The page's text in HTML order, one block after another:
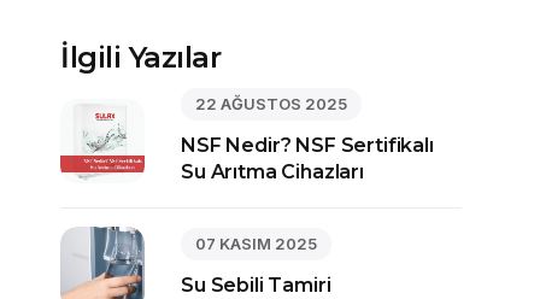
İlgili Yazılar
22 AĞUSTOS 2025
NSF Nedir? NSF Sertifikalı
Su Arıtma Cihazları
07 KASIM 2025
Su Sebili Tamiri